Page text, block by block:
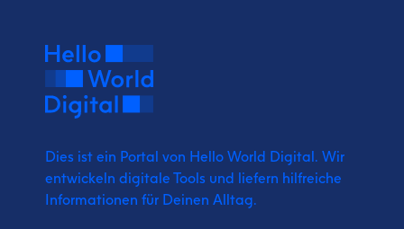
Dies ist ein Portal von Hello World Digital. Wir
entwickeln digitale Tools und liefern hilfreiche
Informationen für Deinen Alltag.